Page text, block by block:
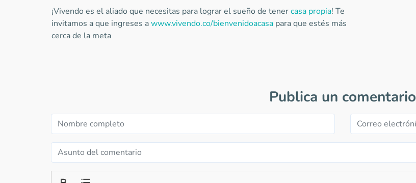
¡Vivendo es el aliado que necesitas para lograr el sueño de tenercasa propia! Te
invitamos a que ingreses awww.vivendo.co/bienvenidoacasapara que estés más
cerca de la meta
Publica un comentario